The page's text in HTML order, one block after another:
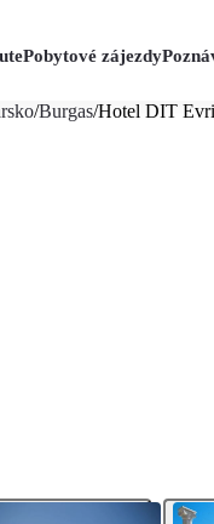
Pobytové zájezdy
/Burgas/Hotel DIT